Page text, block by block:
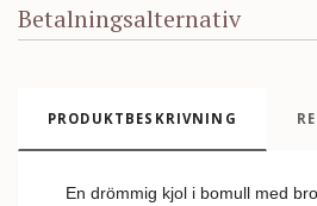
Betalningsalternativ
PRODUKTBESKRIVNING
En drömmig kjol i bomull med